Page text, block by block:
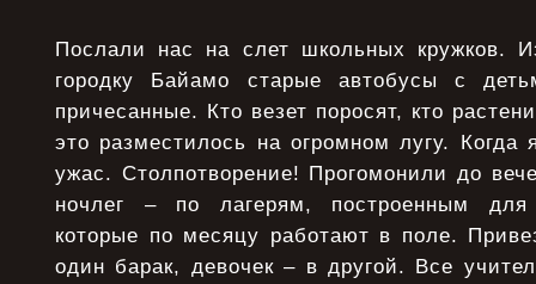
Послали нас на слет школьных кружков.
городку Байамо старые автобусы с
причесанные. Кто везет поросят, кто
это разместилось на огромном лугу.
ужас. Столпотворение! Прогомонили до
ночлег – по лагерям, построенным для
которые по месяцу работают в поле.
один барак, девочек – в другой. Все